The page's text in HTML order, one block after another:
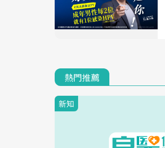
熱門推薦
新知